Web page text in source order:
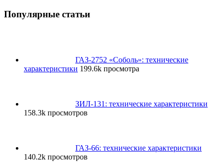
Популярные статьи
ГАЗ-2752 «Соболь»: технические
характеристики 199.6k просмотра
ЗИЛ-131: технические характеристики
158.3k просмотров
ГАЗ-66: технические характеристики
140.2k просмотров